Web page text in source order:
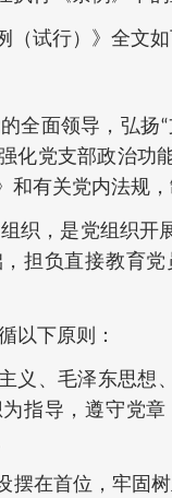
（试行）》全文
全面领导，弘扬
化党支部政治功
和有关党内法规
织，是党组织
担负直接教育
以下原则：
义、毛泽东思
指导，遵守党
摆在首位，牢固